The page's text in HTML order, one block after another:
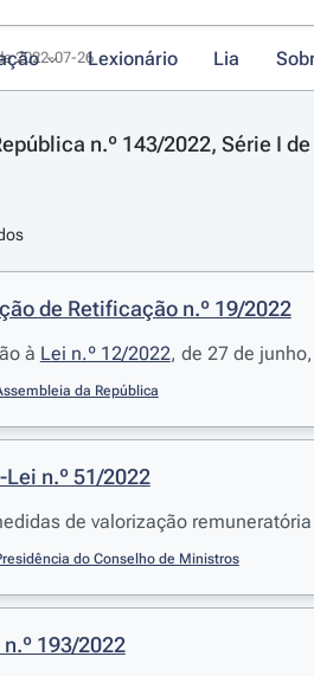
Lexionário Lia
2022-07-26
n.º 143/2022, Série I
de Retificação n.º 19/2022
à Lei n.º 12/2022, de 27 de
da República
n.º 51/2022
de valorização
do Conselho de Ministros
193/2022